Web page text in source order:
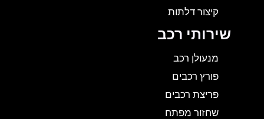
קיצור דלתות
שירותי רכב
מנעולן רכב
פורץ רכבים
פריצת רכבים
שחזור מפתח